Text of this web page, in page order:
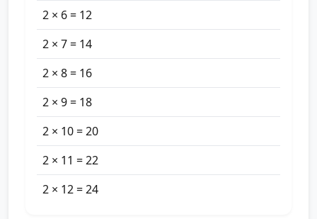
2 × 6 = 12
2 × 7 = 14
2 × 8 = 16
2 × 9 = 18
2 × 10 = 20
2 × 11 = 22
2 × 12 = 24